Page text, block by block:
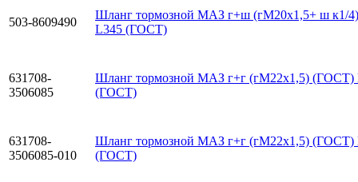
503-8609490
Шланг тормозной МАЗ г+ш (гМ20х1,5+ ш к1/
L345 (ГОСТ)
631708-
3506085
Шланг тормозной МАЗ г+г (гМ22х1,5) (ГОСТ)
(ГОСТ)
631708-
3506085-010
Шланг тормозной МАЗ г+г (гМ22х1,5) (ГОСТ)
(ГОСТ)